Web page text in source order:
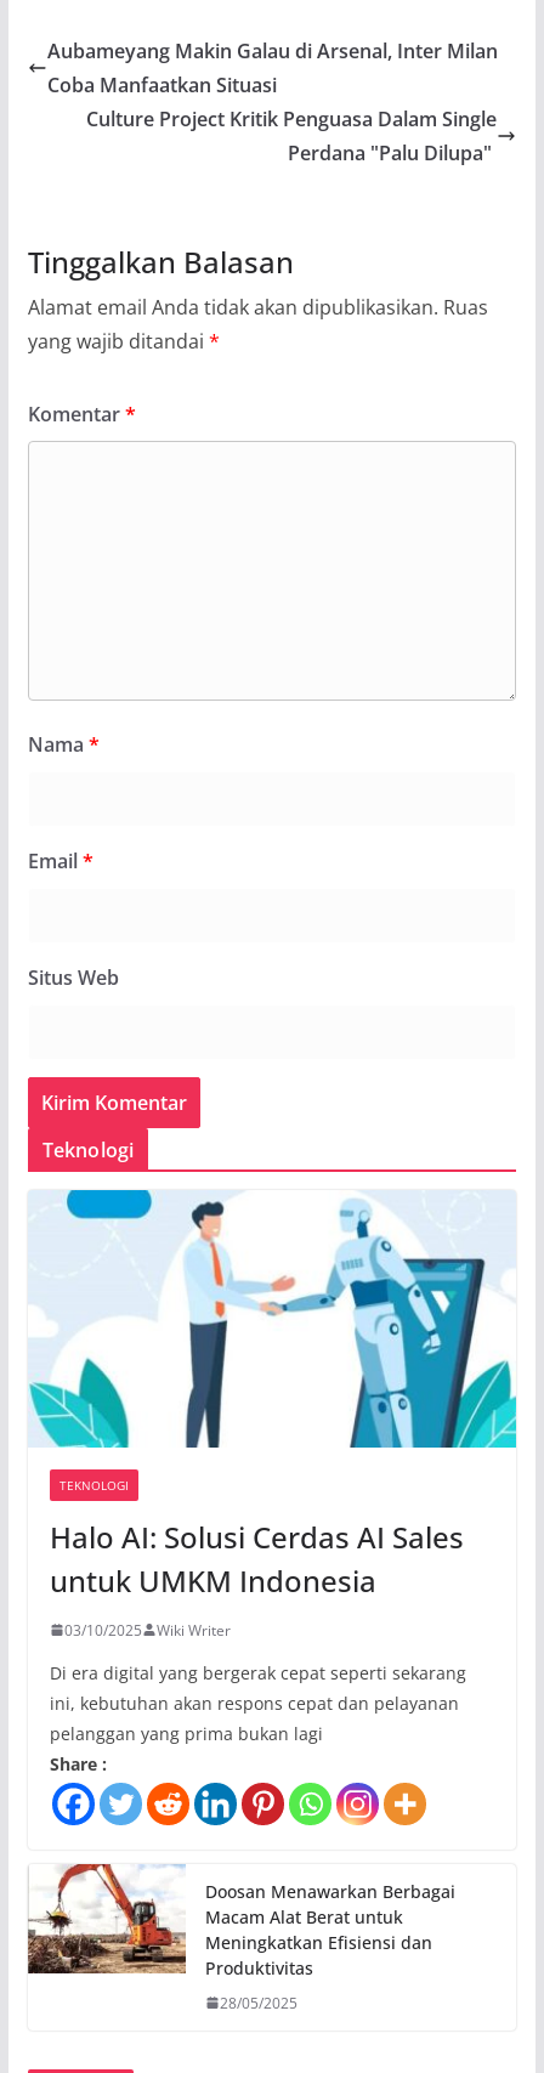
Aubameyang Makin Galau di Arsenal, Inter Milan
Coba Manfaatkan Situasi
Culture Project Kritik Penguasa Dalam Single
Perdana "Palu Dilupa"
Tinggalkan Balasan
Alamat email Anda tidak akan dipublikasikan. Ruas
yang wajib ditandai *
Komentar*
Nama *
Email*
Situs Web
Teknologi
TEKNOLOGI
Halo AI: Solusi Cerdas AI Sales
untuk UMKM Indonesia
03/10/2025 Wiki Writer
Di era digital yang bergerak cepat seperti sekarang
ini, kebutuhan akan respons cepat dan pelayanan
pelanggan yang prima bukan lagi
Share :
Doosan Menawarkan Berbagai
Macam Alat Berat untuk
Meningkatkan Efisiensi dan
Produktivitas
28/05/2025